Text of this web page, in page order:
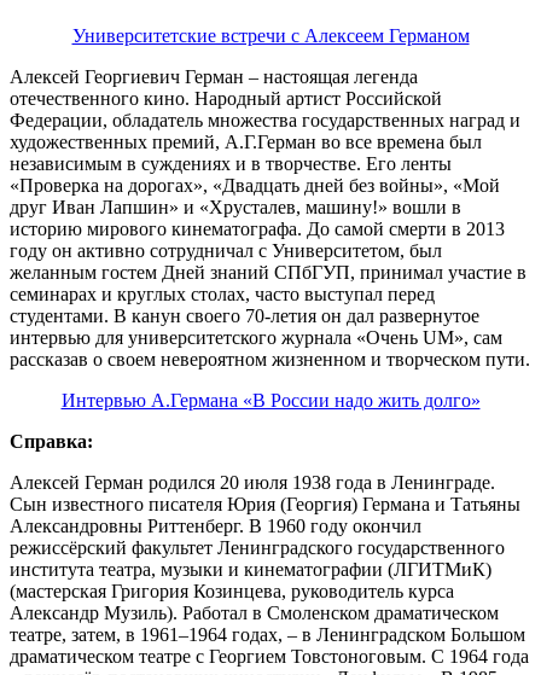
Университетские встречи с Алексеем Германом
Алексей Георгиевич Герман – настоящая легенда
отечественного кино. Народный артист Российской
Федерации, обладатель множества государственных наград и
художественных премий, А.Г.Герман во все времена был
независимым в суждениях и в творчестве. Его ленты
«Проверка на дорогах», «Двадцать дней без войны», «Мой
друг Иван Лапшин» и «Хрусталев, машину!» вошли в
историю мирового кинематографа. До самой смерти в 2013
году он активно сотрудничал с Университетом, был
желанным гостем Дней знаний СПбГУП, принимал участие в
семинарах и круглых столах, часто выступал перед
студентами. В канун своего 70-летия он дал развернутое
интервью для университетского журнала «Очень UM», сам
рассказав о своем невероятном жизненном и творческом пути.
Интервью А.Германа «В России надо жить долго»
Справка:
Алексей Герман родился 20 июля 1938 года в Ленинграде.
Сын известного писателя Юрия (Георгия) Германа и Татьяны
Александровны Риттенберг. В 1960 году окончил
режиссёрский факультет Ленинградского государственного
института театра, музыки и кинематографии (ЛГИТМиК)
(мастерская Григория Козинцева, руководитель курса
Александр Музиль). Работал в Смоленском драматическом
театре, затем, в 1961–1964 годах, – в Ленинградском Большом
драматическом театре с Георгием Товстоноговым. С 1964 года